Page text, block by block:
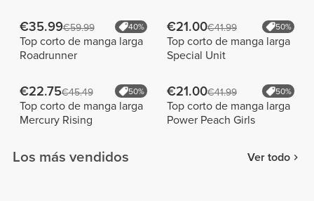
€35.99€59.99 40%
Top corto de manga larga
Roadrunner
€21.00€41.99 50%
Top corto de manga larga
Special Unit
€22.75€45.49 50%
Top corto de manga larga
Mercury Rising
€21.00€41.99 50%
Top corto de manga larga
Power Peach Girls
Los más vendidos Ver todo